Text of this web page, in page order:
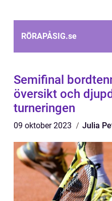
RÖRAPÅSIG.se
Semifinal
översikt och
turneringen
09 oktober 2023 Julia